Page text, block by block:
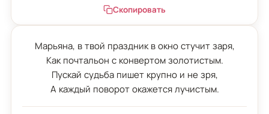
Скопировать
Марьяна, в твой праздник в окно стучит заря,
Как почтальон с конвертом золотистым.
Пускай судьба пишет крупно и не зря,
А каждый поворот окажется лучистым.